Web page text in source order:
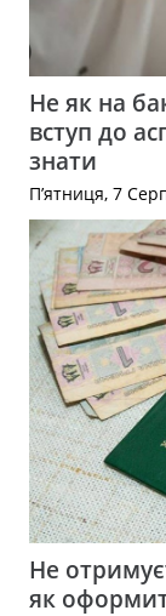
Не як на
вступ до
знати
П’ятниця, 7
Не
як